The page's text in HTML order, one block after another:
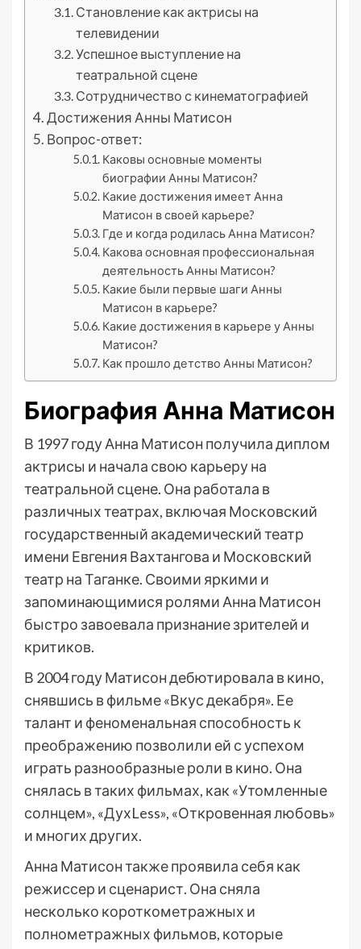
Становление как актрисы на
телевидении
Успешное выступление на
театральной сцене
Сотрудничество с кинематографией
Достижения Анны Матисон
Вопрос-ответ:
Каковы основные моменты
биографии Анны Матисон?
Какие достижения имеет Анна
Матисон в своей карьере?
Где и когда родилась Анна Матисон?
Какова основная профессиональная
деятельность Анны Матисон?
Какие были первые шаги Анны
Матисон в карьере?
Какие достижения в карьере у Анны
Матисон?
Как прошло детство Анны Матисон?
Биография Анна Матисон
В 1997 году Анна Матисон получила диплом
актрисы и начала свою карьеру на
театральной сцене. Она работала в
различных театрах, включая Московский
государственный академический театр
имени Евгения Вахтангова и Московский
театр на Таганке. Своими яркими и
запоминающимися ролями Анна Матисон
быстро завоевала признание зрителей и
критиков.
В 2004 году Матисон дебютировала в кино,
снявшись в фильме «Вкус декабря». Ее
талант и феноменальная способность к
преображению позволили ей с успехом
играть разнообразные роли в кино. Она
снялась в таких фильмах, как «Утомленные
солнцем», «ДухLess», «Откровенная любовь»
и многих других.
Анна Матисон также проявила себя как
режиссер и сценарист. Она сняла
несколько короткометражных и
полнометражных фильмов, которые